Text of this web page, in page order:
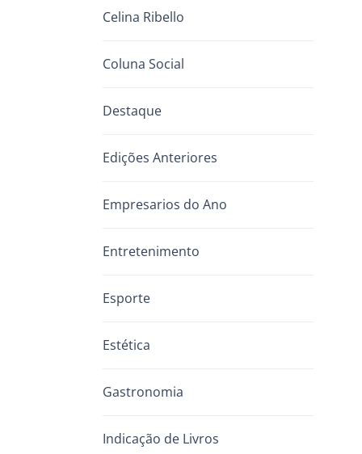
Celina Ribello
Coluna Social
Destaque
Edições Anteriores
Empresarios do Ano
Entretenimento
Esporte
Estética
Gastronomia
Indicação de Livros